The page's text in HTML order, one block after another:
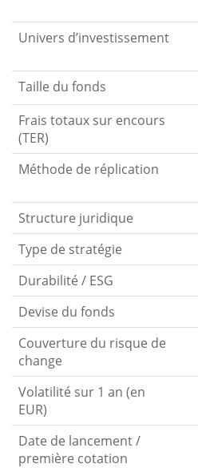
Univers d’investissement
Taille du fonds
Frais totaux sur encours
(TER)
Méthode de réplication
Structure juridique
Type de stratégie
Durabilité / ESG
Devise du fonds
Couverture du risque de
change
Volatilité sur 1 an (en
EUR)
Date de lancement /
première cotation